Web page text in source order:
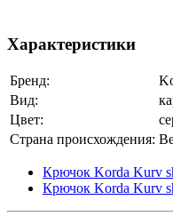
Характеристики
Бренд:
Вид:
Цвет:
Страна происхождения:
Крючок Korda Kurv
Крючок Korda Kurv